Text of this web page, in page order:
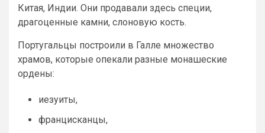
Китая, Индии. Они продавали здесь специи,
драгоценные камни, слоновую кость.
Португальцы построили в Галле множество
храмов, которые опекали разные монашеские
ордены:
иезуиты,
францисканцы,